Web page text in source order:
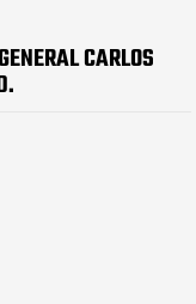
CARLOS